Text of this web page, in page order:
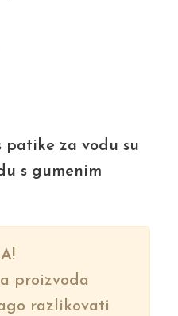
patike za vodu su
s gumenim
proizvoda
razlikovati